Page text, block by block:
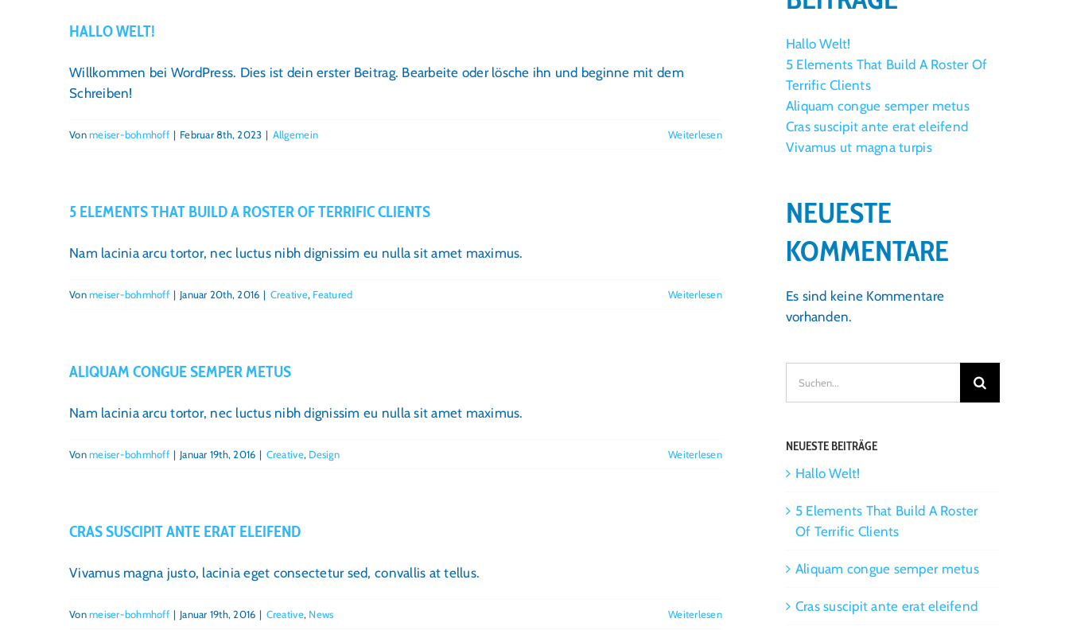
HALLO WELT!
Willkommen bei WordPress. Dies ist dein erster Beitrag. Bearbeite oder lösche ihn und beginne mit dem
Schreiben!
Vonmeiser-bohmhoff | Februar 8th, 2023 | Allgemein Weiterlesen
5 ELEMENTS THAT BUILD A ROSTER OF TERRIFIC CLIENTS
Nam lacinia arcu tortor, nec luctus nibh dignissim eu nulla sit amet maximus.
Vonmeiser-bohmhoff | Januar 20th, 2016 | Creative, Featured Weiterlesen
ALIQUAM CONGUE SEMPER METUS
Nam lacinia arcu tortor, nec luctus nibh dignissim eu nulla sit amet maximus.
Vonmeiser-bohmhoff | Januar 19th, 2016 | Creative, Design Weiterlesen
CRAS SUSCIPIT ANTE ERAT ELEIFEND
Vivamus magna justo, lacinia eget consectetur sed, convallis at tellus.
Vonmeiser-bohmhoff | Januar 19th, 2016 | Creative, News Weiterlesen
Hallo Welt!
5 Elements That Build A Roster Of
Terrific Clients
Aliquam congue semper metus
Cras suscipit ante erat eleifend
Vivamus ut magna turpis
NEUESTE
KOMMENTARE
Es sind keine Kommentare
vorhanden.
NEUESTE BEITRÄGE
Hallo Welt!
5 Elements That Build A Roster
Of Terrific Clients
Aliquam congue semper metus
Cras suscipit ante erat eleifend